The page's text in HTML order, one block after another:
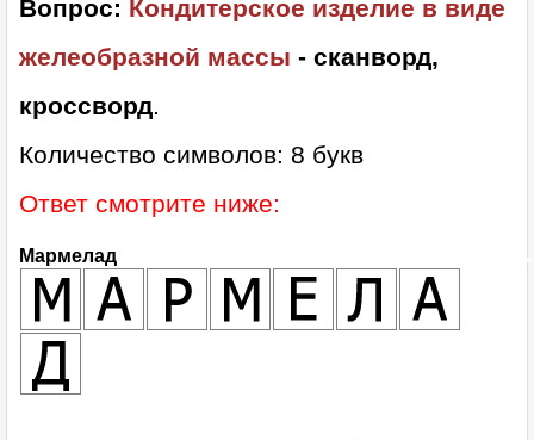
Вопрос: Кондитерское изделие в виде
желеобразной массы - сканворд,
кроссворд.
Количество символов: 8 букв
Ответ смотрите ниже:
Мармелад